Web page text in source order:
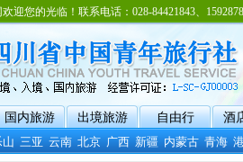
迎您的光临！联系电话：028-84421843、
国内旅游 出境旅游 自由行
酒
山 三亚 云南 北京 广西 新疆 内蒙古 青海